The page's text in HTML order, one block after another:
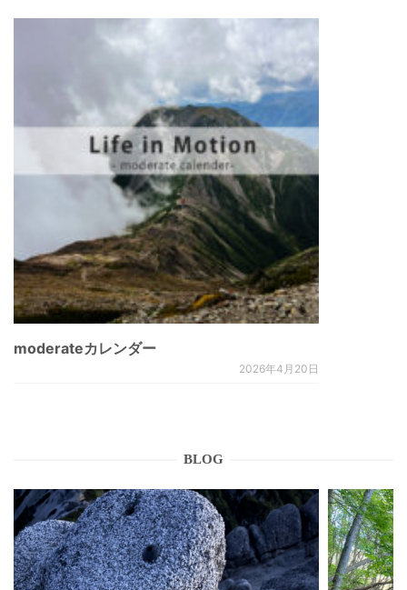
moderateカレンダー
2026年4月20日
BLOG